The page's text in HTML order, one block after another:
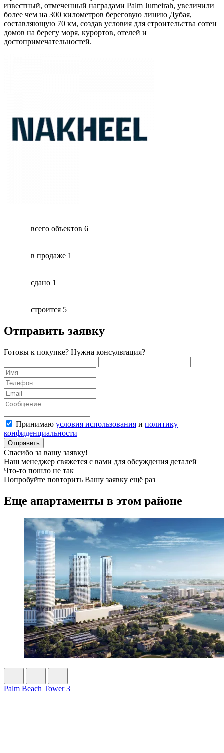
известный, отмеченный наградами Palm Jumeirah, увеличили
более чем на 300 километров береговую линию Дубая,
составляющую 70 км, создав условия для строительства сотен
домов на берегу моря, курортов, отелей и
достопримечательностей.
всего объектов 6
в продаже 1
сдано 1
строится 5
Отправить заявку
Готовы к покупке? Нужна консультация?
Принимаю условия использования и политику
конфиденциальности
Отправить
Спасибо за вашу заявку!
Наш менеджер свяжется с вами для обсуждения деталей
Что-то пошло не так
Попробуйте повторить Вашу заявку ещё раз
Еще апартаменты в этом районе
Palm Beach Tower 3